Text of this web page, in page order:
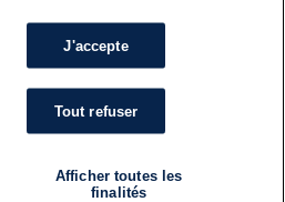
J'accepte
Tout refuser
Afficher toutes les
finalités